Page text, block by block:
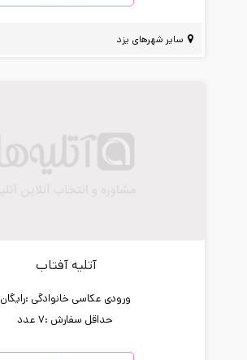
سایر شهرهای یزد
آتلیه آفتاب
ورودی عکاسی خانوادگی :رایگان
حداقل سفارش :7 عدد